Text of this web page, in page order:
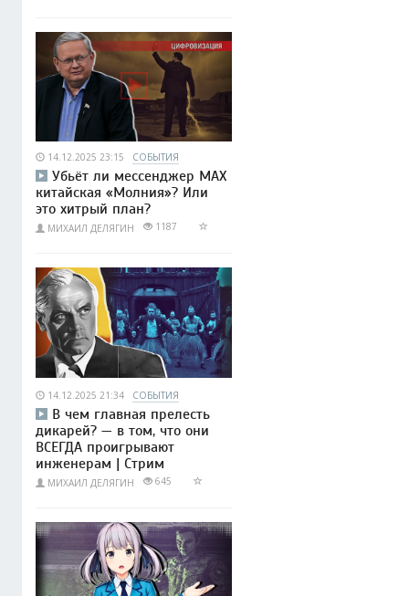
14.12.2025 23:15 СОБЫТИЯ
Убьёт ли мессенджер МАХ
китайская «Молния»? Или
это хитрый план?
МИХАИЛ ДЕЛЯГИН 1187
14.12.2025 21:34 СОБЫТИЯ
В чем главная прелесть
дикарей? — в том, что они
ВСЕГДА проигрывают
инженерам | Стрим
МИХАИЛ ДЕЛЯГИН 645